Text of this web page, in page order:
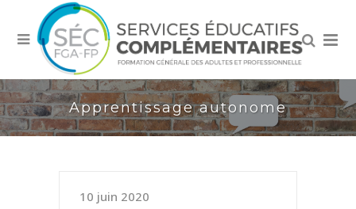
Apprentissage autonome
10 juin 2020